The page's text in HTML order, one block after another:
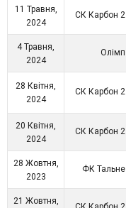
11 Травня,
2024
СК Карбон 2
4 Травня,
2024
Олімп
28 Квітня,
2024
СК Карбон 2
20 Квітня,
2024
СК Карбон 2
28 Жовтня,
2023
ФК Тальне
21 Жовтня,